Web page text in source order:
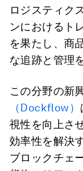
ロジスティク
ンにおけるト
を果たし、商
な追跡と管理
この分野の新
（Dockflow）
視性を向上さ
効率性を解決
ブロックチェ